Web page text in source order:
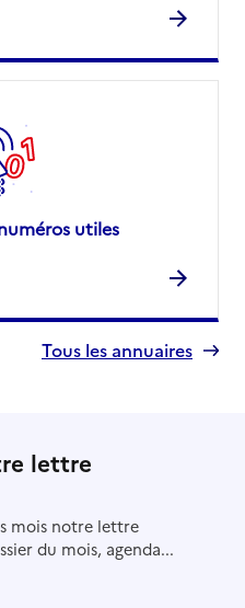
utiles
Tous les annuaires
lettre
mois notre lettre
du mois, agenda...